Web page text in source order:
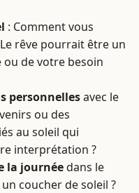
: Comment vous
rêve pourrait être un
de votre besoin
personnellesavec le
ou des
au soleil qui
interprétation ?
la journéedans le
coucher de soleil ?